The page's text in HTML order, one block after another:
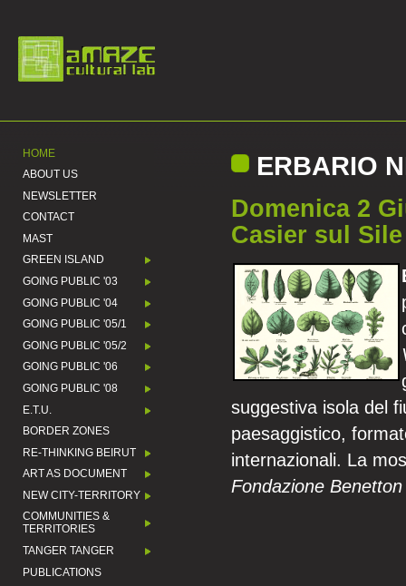
HOME
ABOUT US
NEWSLETTER
CONTACT
MAST
GREEN ISLAND
GOING PUBLIC '03
GOING PUBLIC '04
GOING PUBLIC '05/1
GOING PUBLIC '05/2
GOING PUBLIC '06
GOING PUBLIC '08
E.T.U.
BORDER ZONES
RE-THINKING BEIRUT
ART AS DOCUMENT
NEW CITY-TERRITORY
COMMUNITIES &
TERRITORIES
TANGER TANGER
PUBLICATIONS
ERBARIO
Domenica 2
Casier sul
suggestiva isola del
paesaggistico,
internazionali. La
Fondazione